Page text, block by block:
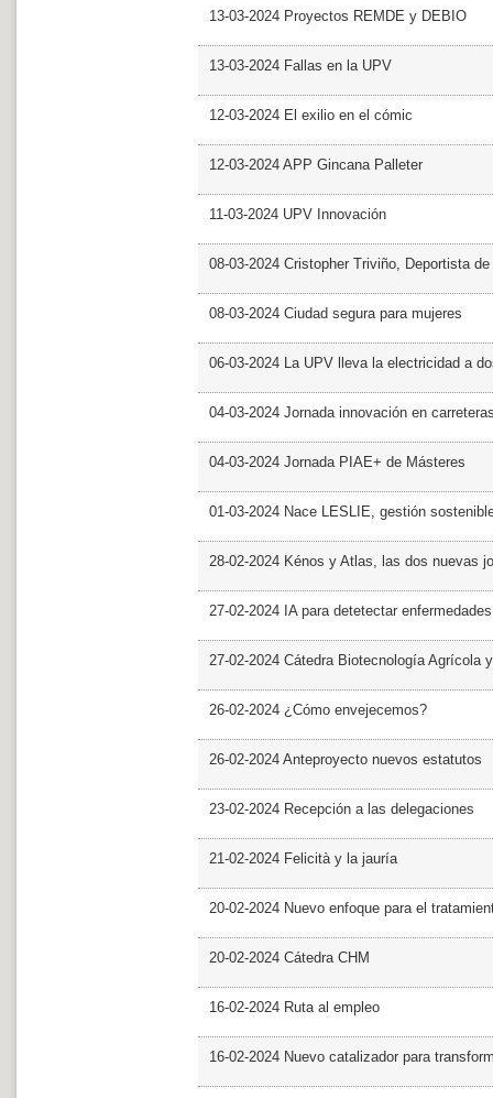
13-03-2024 Proyectos REMDE y DEBIO
13-03-2024 Fallas en la UPV
12-03-2024 El exilio en el cómic
12-03-2024 APP Gincana Palleter
11-03-2024 UPV Innovación
08-03-2024 Cristopher Triviño, Deportista
08-03-2024 Ciudad segura para mujeres
06-03-2024 La UPV lleva la electricidad a
04-03-2024 Jornada innovación en
04-03-2024 Jornada PIAE+ de Másteres
01-03-2024 Nace LESLIE, gestión
28-02-2024 Kénos y Atlas, las dos nuevas
27-02-2024 IA para detetectar
27-02-2024 Cátedra Biotecnología Agrícola
26-02-2024 ¿Cómo envejecemos?
26-02-2024 Anteproyecto nuevos estatutos
23-02-2024 Recepción a las delegaciones
21-02-2024 Felicità y la jauría
20-02-2024 Nuevo enfoque para el
20-02-2024 Cátedra CHM
16-02-2024 Ruta al empleo
16-02-2024 Nuevo catalizador para